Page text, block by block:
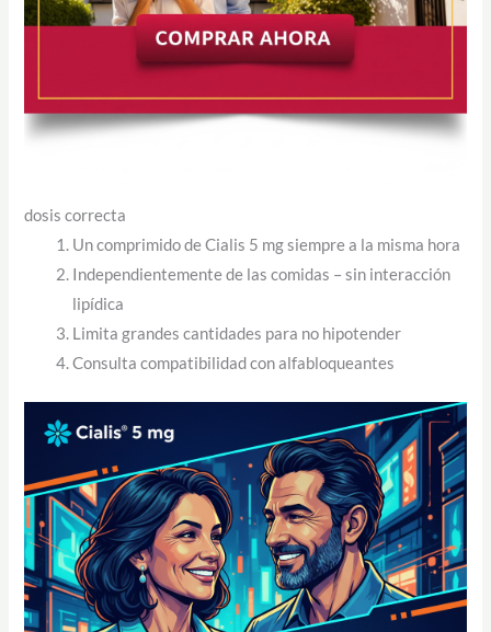
dosis correcta
Un comprimido de Cialis 5 mg siempre a la misma hora
Independientemente de las comidas – sin interacción
lipídica
Limita grandes cantidades para no hipotender
Consulta compatibilidad con alfabloqueantes